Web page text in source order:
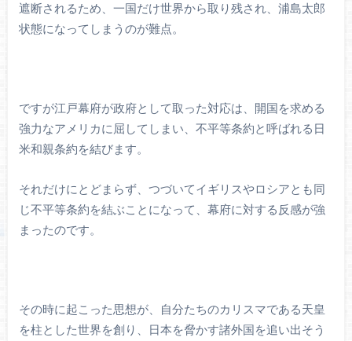
遮断されるため、一国だけ世界から取り残され、浦島太郎
状態になってしまうのが難点。
ですが江戸幕府が政府として取った対応は、開国を求める
強力なアメリカに屈してしまい、不平等条約と呼ばれる日
米和親条約を結びます。
それだけにとどまらず、つづいてイギリスやロシアとも同
じ不平等条約を結ぶことになって、幕府に対する反感が強
まったのです。
その時に起こった思想が、自分たちのカリスマである天皇
を柱とした世界を創り、日本を脅かす諸外国を追い出そう